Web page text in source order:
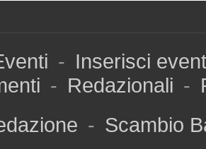
- Inserisci
- Redazionali -
- Scambio